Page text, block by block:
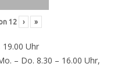
12 › »
19.00 Uhr
– Do. 8.30 – 16.00 Uhr,